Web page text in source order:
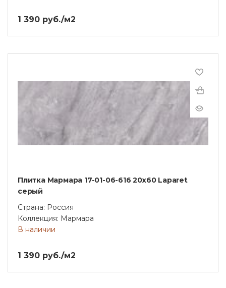
1 390 руб./м2
Плитка Мармара 17-01-06-616 20х60 Laparet
серый
Страна: Россия
Коллекция: Мармара
В наличии
1 390 руб./м2